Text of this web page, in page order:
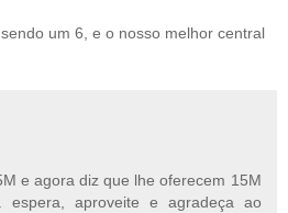
um 6, e o nosso melhor central
e agora diz que lhe oferecem 15M
espera, aproveite e agradeça ao